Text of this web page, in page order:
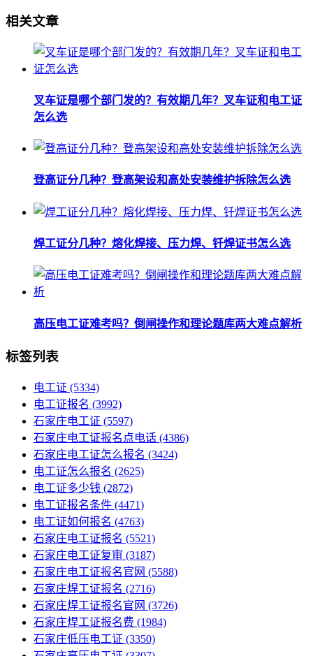
相关文章
叉车证是哪个部门发的？有效期几年？叉车证和电工证
怎么选
登高证分几种？登高架设和高处安装维护拆除怎么选
焊工证分几种？熔化焊接、压力焊、钎焊证书怎么选
高压电工证难考吗？倒闸操作和理论题库两大难点解析
标签列表
电工证 (5334)
电工证报名 (3992)
石家庄电工证 (5597)
石家庄电工证报名点电话 (4386)
石家庄电工证怎么报名 (3424)
电工证怎么报名 (2625)
电工证多少钱 (2872)
电工证报名条件 (4471)
电工证如何报名 (4763)
石家庄电工证报名 (5521)
石家庄电工证复审 (3187)
石家庄电工证报名官网 (5588)
石家庄焊工证报名 (2716)
石家庄焊工证报名官网 (3726)
石家庄焊工证报名费 (1984)
石家庄低压电工证 (3350)